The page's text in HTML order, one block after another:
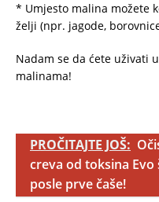
* Umjesto malina možete
želji (npr. jagode,
Nadam se da ćete uživati
malinama!
PROČITAJTE JOŠ:
creva od toksina Evo
posle prve čaše!